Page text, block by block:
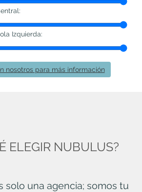
Izquierda:
nosotros para más información
ELEGIR NUBULUS?
solo una agencia; somos tu